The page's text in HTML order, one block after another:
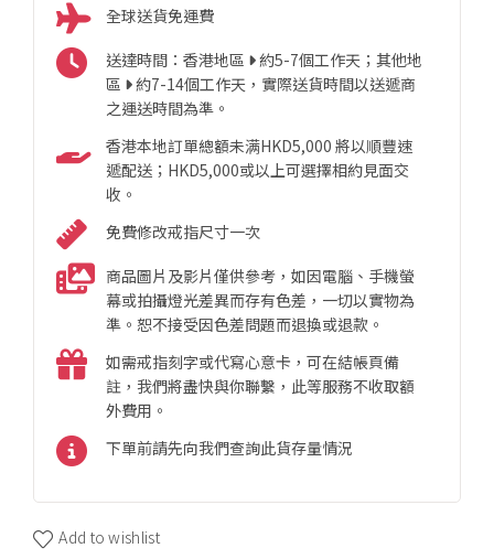
全球送貨免運費
送達時間：香港地區
約5-7個工作天；其他地
區
約7-14個工作天，實際送貨時間以送遞商
之運送時間為準。
香港本地訂單總額未满HKD5,000 將以順豐速
遞配送；HKD5,000或以上可選擇相約見面交
收。
免費修改戒指尺寸一次
商品圖片及影片僅供參考，如因電腦、手機螢
幕或拍攝燈光差異而存有色差，一切以實物為
準。恕不接受因色差問題而退換或退款。
如需戒指刻字或代寫心意卡，可在結帳頁備
註，我們將盡快與你聯繫，此等服務不收取額
外費用。
下單前請先向我們查詢此貨存量情況
Add to wishlist